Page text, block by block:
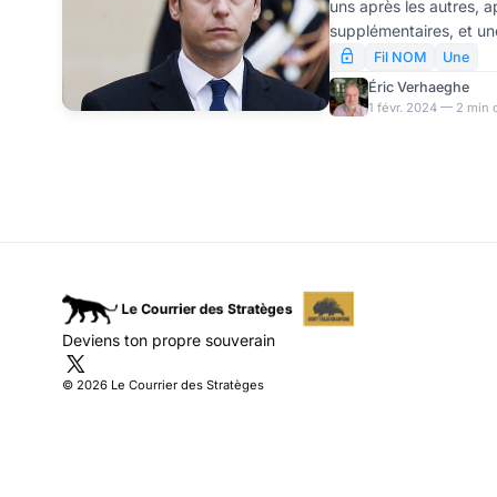
uns après les autres,
supplémentaires, et
leaders
dénouement doit
et Attal peut remercier
Fil NOM
Une
Éric Verhaeghe
1 févr. 2024 — 2 min
Deviens ton propre souverain
© 2026 Le Courrier des Stratèges